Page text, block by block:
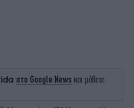
στο Google News και μάθετε